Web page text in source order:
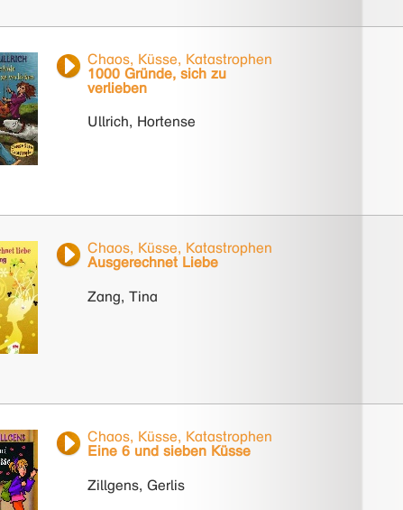
Chaos, Küsse, Katastrophen
1000 Gründe, sich zu
verlieben
Ullrich, Hortense
Chaos, Küsse, Katastrophen
Ausgerechnet Liebe
Zang, Tina
Chaos, Küsse, Katastrophen
Eine 6 und sieben Küsse
Zillgens, Gerlis